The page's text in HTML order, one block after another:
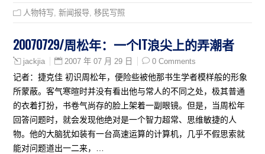
人物特写 ,新闻报导 ,移民写照
20070729/周松年：一个IT浪尖上的弄潮者
jackjia 2007 年 07 月 29 日 0 Comments
记者：捷克佳 初识周松年，便险些被他那书生学者模样般的形象
所蒙蔽。客气寒暄时并没有看出他与常人的不同之处，极其普通
的衣着打扮，书卷气尚存的脸上架着一副眼镜。但是，当周松年
回答问题时，就会发现他绝对是一个智力超常、思维敏捷的人
物。他的大脑犹如装有一台高速运算的计算机，几乎不假思索就
能对问题道出一二来，…